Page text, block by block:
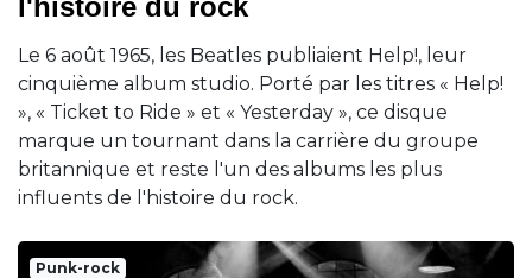
l'histoire du rock
Le 6 août 1965, les Beatles publiaient Help!, leur
cinquième album studio. Porté par les titres « Help!
», « Ticket to Ride » et « Yesterday », ce disque
marque un tournant dans la carrière du groupe
britannique et reste l'un des albums les plus
influents de l'histoire du rock.
Punk-rock